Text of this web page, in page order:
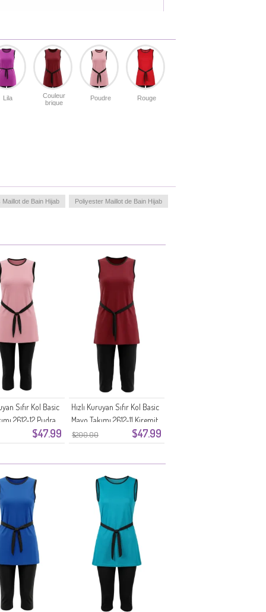
Lila
Couleur
brique
Poudre Rouge
de Bain Hijab Poliyester Maillot de Bain Hijab
$47.99
Sıfır Kol Basic
2612-12 Pudra
$200.00 $47.99
Hızlı Kuruyan Sıfır Kol Basic
Mayo Takımı 2612-11 Kiremit